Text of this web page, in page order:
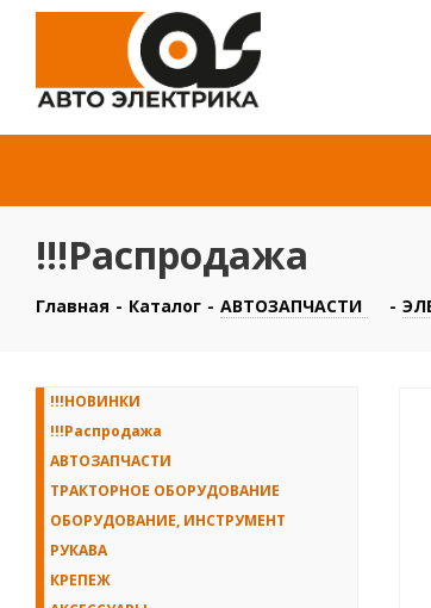
!!!Распродажа
Главная - Каталог - АВТОЗАПЧАСТИ -
!!!НОВИНКИ
!!!Распродажа
АВТОЗАПЧАСТИ
ТРАКТОРНОЕ ОБОРУДОВАНИЕ
ОБОРУДОВАНИЕ, ИНСТРУМЕНТ
РУКАВА
КРЕПЕЖ